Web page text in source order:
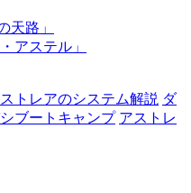
天路」
アステル」
トレアのシステム解説 ダ
ブートキャンプ アストレ